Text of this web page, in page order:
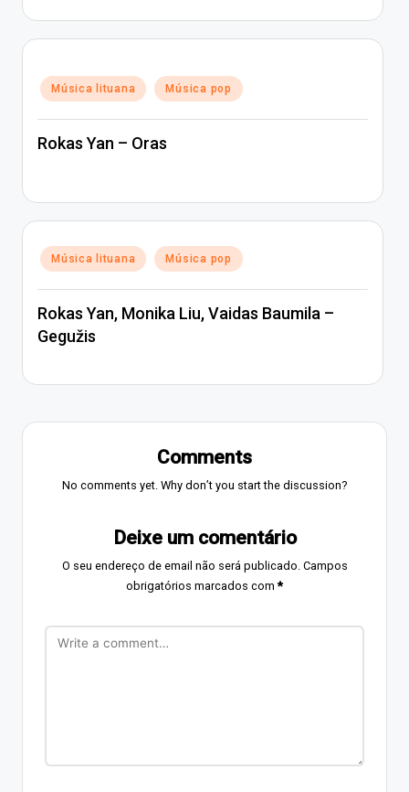
Posted
in
Música lituana Música pop
Rokas Yan – Oras
Posted
in
Música lituana Música pop
Rokas Yan, Monika Liu, Vaidas Baumila –
Gegužis
Comments
No comments yet. Why don’t you start the discussion?
Deixe um comentário
O seu endereço de email não será publicado. Campos
obrigatórios marcados com*